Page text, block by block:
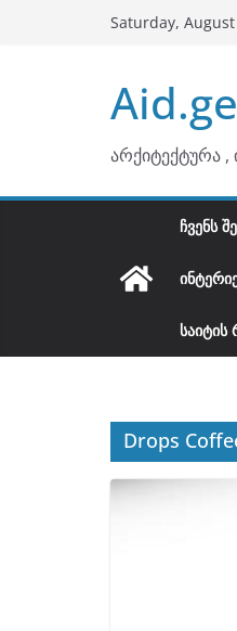
Saturday,
Aid.ge
არქიტექტურა ,
ᲩᲕᲔᲜᲡ
ᲡᲐᲘᲢᲘᲡ
Drops